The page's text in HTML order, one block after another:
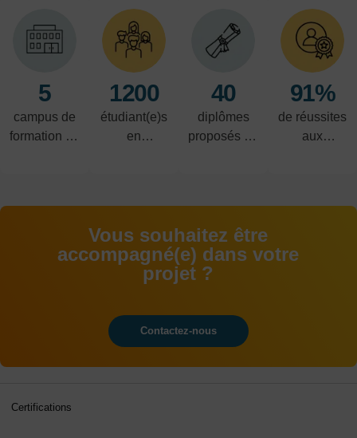
5
campus de
formation en
1200
étudiant(e)s
en
40
diplômes
proposés du
91%
de réussites
aux
Vous souhaitez être
accompagné(e) dans votre
projet ?
Contactez-nous
Certifications